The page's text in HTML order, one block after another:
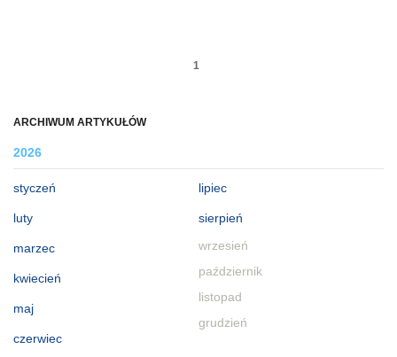
ARCHIWUM ARTYKUŁÓW
2026
styczeń
luty
marzec
kwiecień
maj
czerwiec
lipiec
sierpień
wrzesień
październik
listopad
grudzień
1